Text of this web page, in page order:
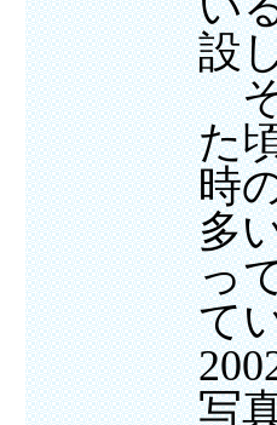
設
そ
た
時
多
っ
て
写